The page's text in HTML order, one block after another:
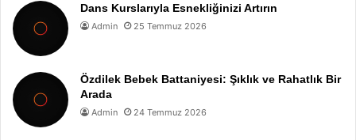
Dans Kurslarıyla Esnekliğinizi Artırın
Admin 25 Temmuz 2026
Özdilek Bebek Battaniyesi: Şıklık ve Rahatlık Bir
Arada
Admin 24 Temmuz 2026